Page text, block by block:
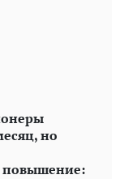
но
повышение: